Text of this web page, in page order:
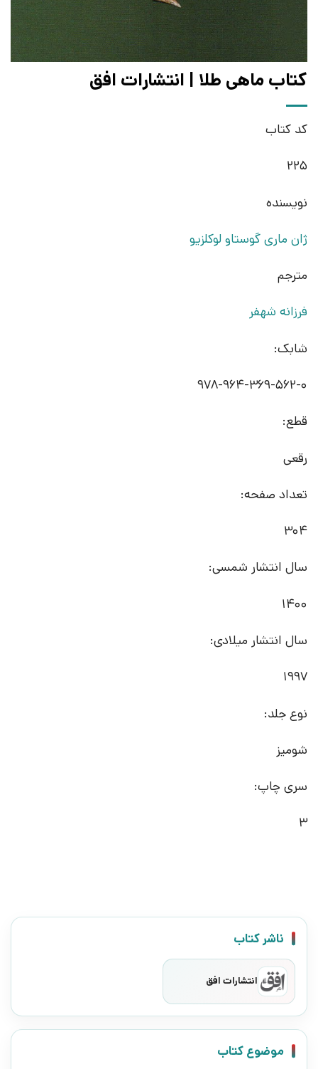
کتاب ماهی طلا | انتشارات افق
کد کتاب
225
نویسنده
ژان ماری گوستاو لوکلزیو
مترجم
فرزانه شهفر
شابک:
978-964-369-562-0
قطع:
رقعی
تعداد صفحه:
304
سال انتشار شمسی:
1400
سال انتشار میلادی:
1997
نوع جلد:
شومیز
سری چاپ:
3
ناشر کتاب
انتشارات افق
موضوع کتاب